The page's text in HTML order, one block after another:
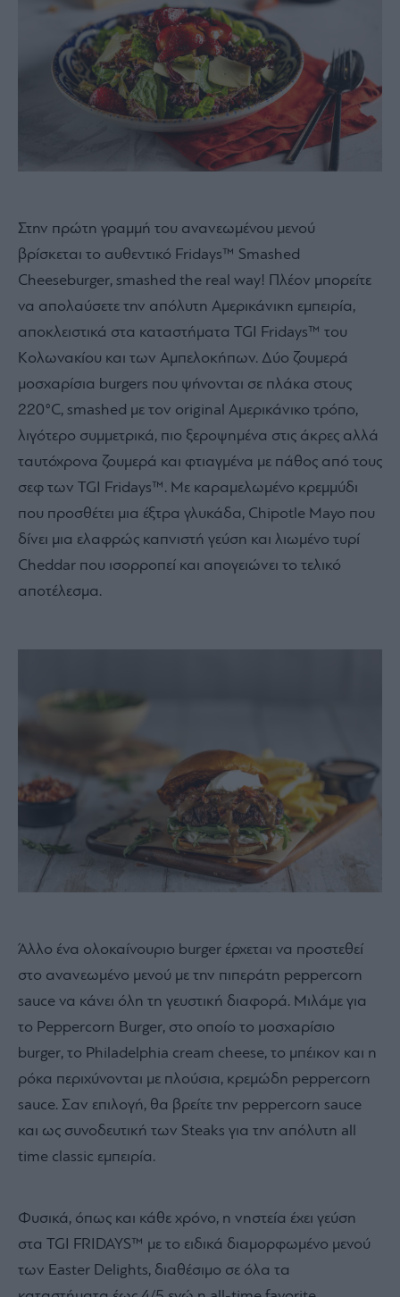
Στην πρώτη γραμμή του ανανεωμένου μενού
βρίσκεται το αυθεντικό Fridays™ Smashed
Cheeseburger, smashed the real way! Πλέον μπορείτε
να απολαύσετε την απόλυτη Αμερικάνικη εμπειρία,
αποκλειστικά στα καταστήματα TGI Fridays™ του
Κολωνακίου και των Αμπελοκήπων. Δύο ζουμερά
μοσχαρίσια burgers που ψήνονται σε πλάκα στους
220°C, smashed με τον original Αμερικάνικο τρόπο,
λιγότερο συμμετρικά, πιο ξεροψημένα στις άκρες αλλά
ταυτόχρονα ζουμερά και φτιαγμένα με πάθος από τους
σεφ των TGI Fridays™. Με καραμελωμένο κρεμμύδι
που προσθέτει μια έξτρα γλυκάδα, Chipotle Mayo που
δίνει μια ελαφρώς καπνιστή γεύση και λιωμένο τυρί
Cheddar που ισορροπεί και απογειώνει το τελικό
αποτέλεσμα.
Άλλο ένα ολοκαίνουριο burger έρχεται να προστεθεί
στο ανανεωμένο μενού με την πιπεράτη peppercorn
sauce να κάνει όλη τη γευστική διαφορά. Μιλάμε για
το Peppercorn Burger, στο οποίο το μοσχαρίσιο
burger, το Philadelphia cream cheese, το μπέικον και η
ρόκα περιχύνονται με πλούσια, κρεμώδη peppercorn
sauce. Σαν επιλογή, θα βρείτε την peppercorn sauce
και ως συνοδευτική των Steaks για την απόλυτη all
time classic εμπειρία.
Φυσικά, όπως και κάθε χρόνο, η νηστεία έχει γεύση
στα TGI FRIDAYS™ με το ειδικά διαμορφωμένο μενού
των Easter Delights, διαθέσιμο σε όλα τα